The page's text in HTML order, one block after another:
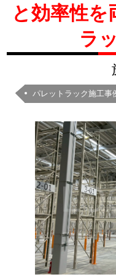
と効率性を
ラ
パレットラック施工事